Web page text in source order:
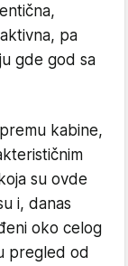
pa
gde god sa
kabine,
su ovde
i, danas
oko celog
pregled od